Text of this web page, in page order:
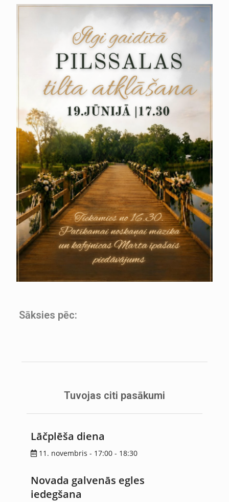
Sāksies pēc:
Tuvojas citi pasākumi
Lāčplēša diena
11. novembris - 17:00 - 18:30
Novada galvenās egles
iedegšana